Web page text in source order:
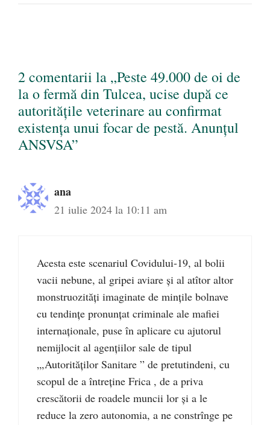
2 comentarii la „Peste 49.000 de oi de
la o fermă din Tulcea, ucise după ce
autoritățile veterinare au confirmat
existența unui focar de pestă. Anunțul
ANSVSA”
ana
21 iulie 2024 la 10:11 am
Acesta este scenariul Covidului-19, al bolii
vacii nebune, al gripei aviare și al atîtor altor
monstruozități imaginate de mințile bolnave
cu tendințe pronunțat criminale ale mafiei
internaționale, puse în aplicare cu ajutorul
nemijlocit al agențiilor sale de tipul
„,Autorităților Sanitare ” de pretutindeni, cu
scopul de a întreține Frica , de a priva
crescătorii de roadele muncii lor și a le
reduce la zero autonomia, a ne constrînge pe